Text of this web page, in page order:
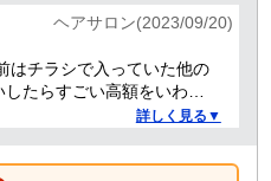
ヘアサロン(2023/09/20)
はチラシで入っていた他の
たらすごい高額をいわれ
ーランドさんは提示額通り
詳しく見る▼